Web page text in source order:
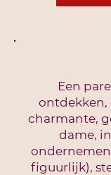
Een
ontdekken,
charmante,
dame,
figuurlijk),